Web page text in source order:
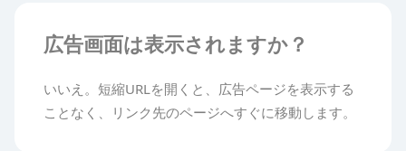
広告画面は表示されますか？
いいえ。短縮URLを開くと、広告ページを表示する
ことなく、リンク先のページへすぐに移動します。